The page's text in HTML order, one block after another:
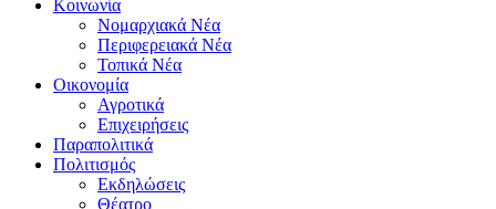
Κοινωνία
Νομαρχιακά Νέα
Περιφερειακά Νέα
Τοπικά Νέα
Οικονομία
Αγροτικά
Επιχειρήσεις
Παραπολιτικά
Πολιτισμός
Εκδηλώσεις
Θέατρο